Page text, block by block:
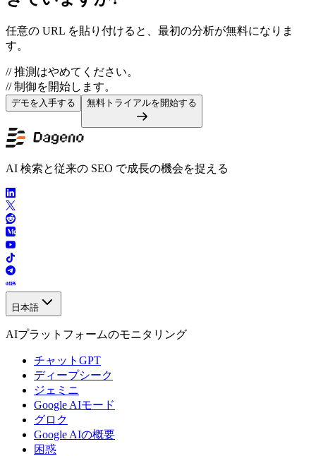
任意の URL を貼り付けると、最初の分析が無料になりま
す。
// 推測はやめてください。
// 制御を開始します。
デモを入手する 無料トライアルを開始する
AI 検索と従来の SEO で成長の機会を捉える
日本語
AIプラットフォームのモニタリング
チャットGPT
ディープシーク
ジェミニ
Google AIモード
グロク
Google AIの概要
困惑